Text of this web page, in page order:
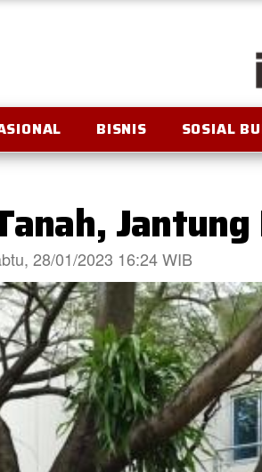
BISNIS SOSIAL
28/01/2023 16:24 WIB